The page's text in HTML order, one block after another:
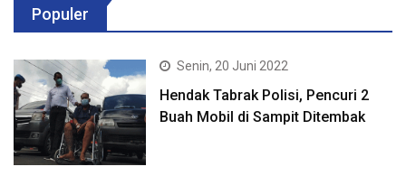
Populer
Senin, 20 Juni 2022
Hendak Tabrak Polisi, Pencuri 2
Buah Mobil di Sampit Ditembak